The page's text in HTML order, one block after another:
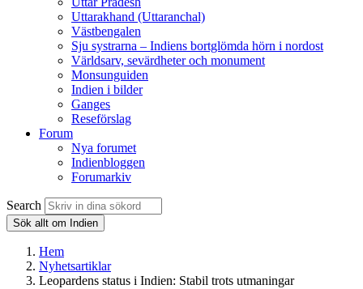
Uttarakhand (Uttaranchal)
Västbengalen
Sju systrarna – Indiens bortglömda hörn i nordost
Världsarv, sevärdheter och monument
Monsunguiden
Indien i bilder
Ganges
Reseförslag
Forum
Nya forumet
Indienbloggen
Forumarkiv
Search
Sök allt om Indien
Hem
Nyhetsartiklar
Leopardens status i Indien: Stabil trots utmaningar